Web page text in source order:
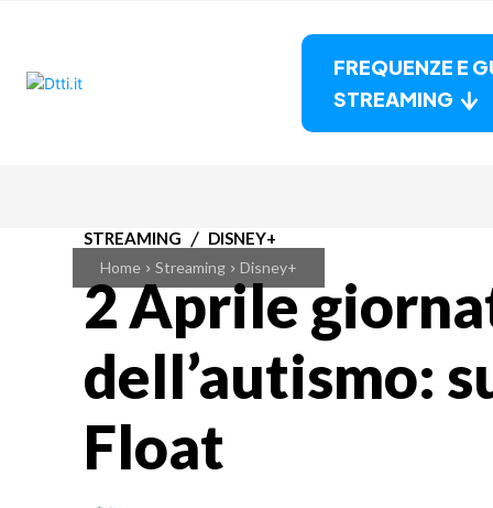
FREQUENZE E
STREAMING
Home Streaming Disney+
STREAMING DISNEY+
2 Aprile
dell’autismo:
Float